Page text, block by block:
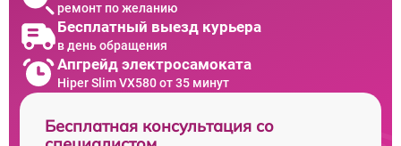
ремонт по желанию
Бесплатный выезд курьера
в день обращения
Апгрейд электросамоката
Hiper Slim VX580 от 35 минут
Бесплатная консультация со